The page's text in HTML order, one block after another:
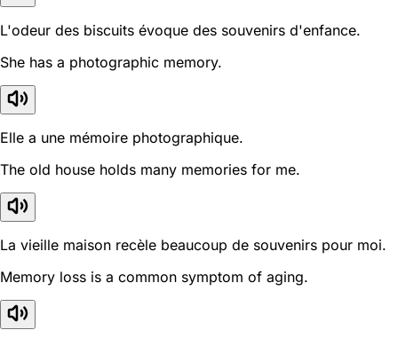
L'odeur des biscuits évoque des souvenirs d'enfance.
She has a photographic memory.
Elle a une mémoire photographique.
The old house holds many memories for me.
La vieille maison recèle beaucoup de souvenirs pour moi.
Memory loss is a common symptom of aging.